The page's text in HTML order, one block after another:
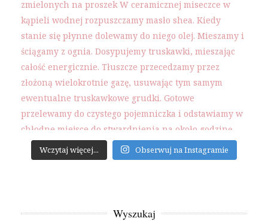
Wczytaj więcej... Obserwuj na Instagramie
Wyszukaj